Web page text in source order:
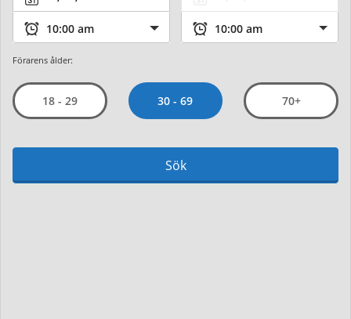
Förarens ålder:
18 - 29 30 - 69 70+
Sök